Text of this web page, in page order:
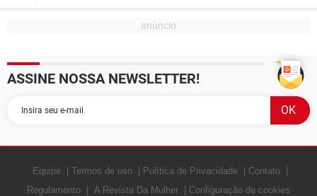
ASSINE NOSSA NEWSLETTER!
Equipe Termos de uso Política de Privacidade
Contato
Regulamento
A Revista Da Mulher Configuração de cookies